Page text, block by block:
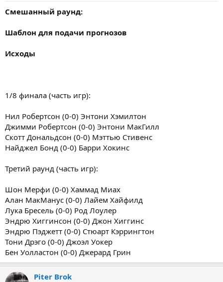
Смешанный раунд:
Шаблон для подачи прогнозов
Исходы
1/8 финала (часть игр):
Нил Робертсон (0-0) Энтони Хэмилтон
Джимми Робертсон (0-0) Энтони МакГилл
Скотт Дональдсон (0-0) Мэттью Стивенс
Найджел Бонд (0-0) Барри Хокинс
Третий раунд (часть игр):
Шон Мерфи (0-0) Хаммад Миах
Алан МакМанус (0-0) Лайем Хайфилд
Лука Бресель (0-0) Род Лоулер
Эндрю Хиггинсон (0-0) Джон Хиггинс
Эндрю Пэджетт (0-0) Стюарт Кэррингтон
Тони Дрэго (0-0) Джоэл Уокер
Бен Уолластон (0-0) Джерард Грин
Piter Brok